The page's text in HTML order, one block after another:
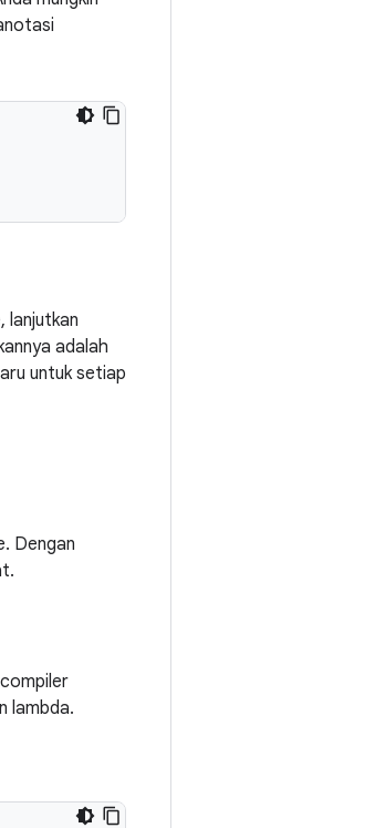
lanjutkan
adalah
untuk setiap
Dengan
lambda.